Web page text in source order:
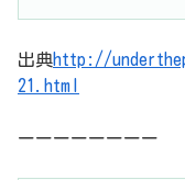
出典http://
21.html
ーーーーーーーー